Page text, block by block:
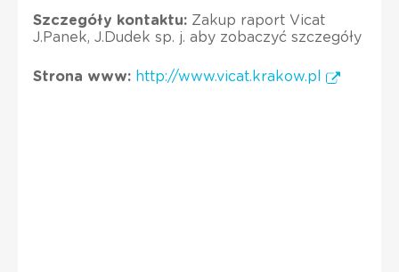
Szczegóły kontaktu: Zakup raport Vicat
J.Panek, J.Dudek sp. j. aby zobaczyć szczegóły
Strona www: http://www.vicat.krakow.pl